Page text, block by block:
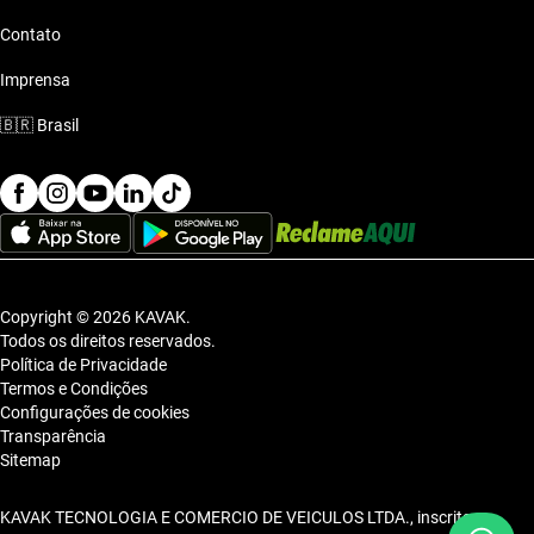
Contato
Imprensa
🇧🇷 Brasil
Copyright © 2026 KAVAK.
Todos os direitos reservados.
Política de Privacidade
Termos e Condições
Configurações de cookies
Transparência
Sitemap
KAVAK TECNOLOGIA E COMERCIO DE VEICULOS LTDA., inscrita no